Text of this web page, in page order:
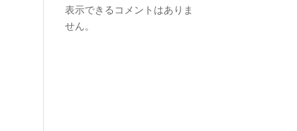
表示できるコメントはありま
せん。